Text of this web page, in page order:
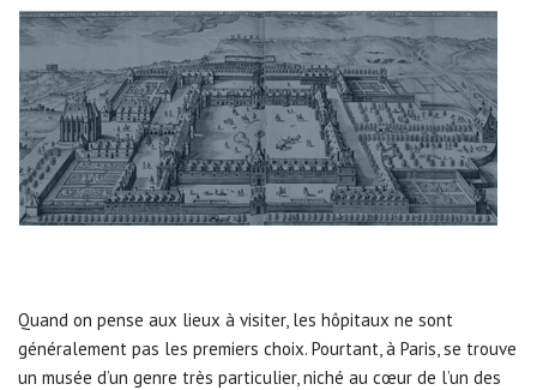
Quand on pense aux lieux à visiter, les hôpitaux ne sont
généralement pas les premiers choix. Pourtant, à Paris, se trouve
un musée d’un genre très particulier, niché au cœur de l’un des